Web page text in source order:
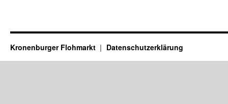
Kronenburger Flohmarkt Datenschutzerklärung